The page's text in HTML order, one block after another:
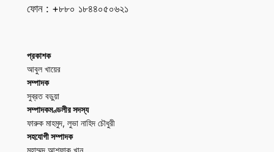
ফোন : +৮৮০ ১৮৪৪০৫০৬২১
প্রকাশক
আবুল খায়ের
সম্পাদক
সুব্রত বড়ুয়া
সম্পাদকমণ্ডলীর সদস্য
ফারুক মাহমুদ, লুভা নাহিদ চৌধুরী
সহযোগী সম্পাদক